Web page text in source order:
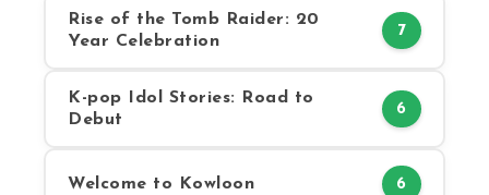
Rise of the Tomb Raider: 20
Year Celebration
7
K-pop Idol Stories: Road to
Debut
6
Welcome to Kowloon 6